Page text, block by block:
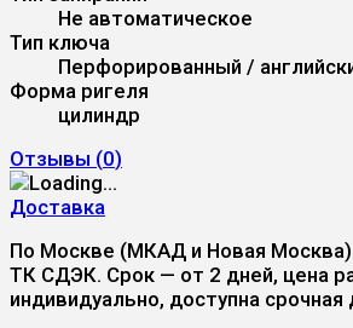
Не автоматическое
Тип ключа
Перфорированный /
Форма ригеля
цилиндр
Отзывы (0)
Доставка
По Москве (МКАД и Новая
ТК СДЭК. Срок — от 2 дней, цена
индивидуально, доступна срочная